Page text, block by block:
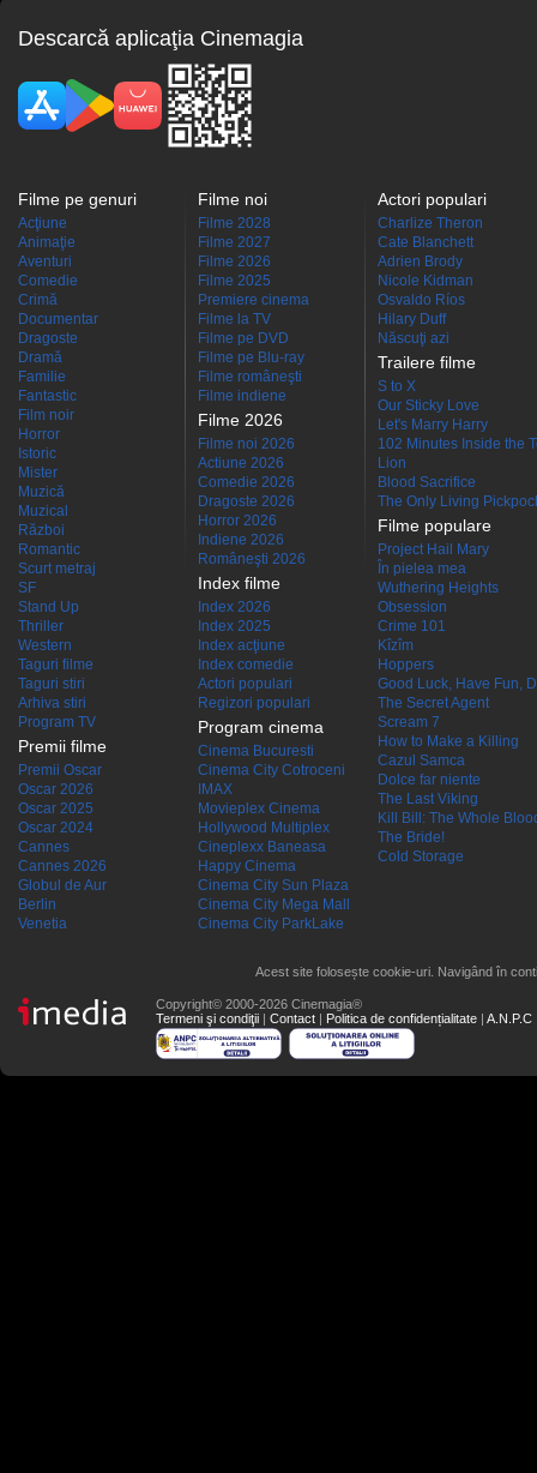
Descarcă aplicaţia Cinemagia
Filme pe genuri
Acţiune
Animaţie
Aventuri
Comedie
Crimă
Documentar
Dragoste
Dramă
Familie
Fantastic
Film noir
Horror
Istoric
Mister
Muzică
Muzical
Război
Romantic
Scurt metraj
SF
Stand Up
Thriller
Western
Taguri filme
Taguri stiri
Arhiva stiri
Program TV
Premii filme
Premii Oscar
Oscar 2026
Oscar 2025
Oscar 2024
Cannes
Cannes 2026
Globul de Aur
Berlin
Venetia
Filme noi
Filme 2028
Filme 2027
Filme 2026
Filme 2025
Premiere cinema
Filme la TV
Filme pe DVD
Filme pe Blu-ray
Filme româneşti
Filme indiene
Filme 2026
Filme noi 2026
Actiune 2026
Comedie 2026
Dragoste 2026
Horror 2026
Indiene 2026
Româneşti 2026
Index filme
Index 2026
Index 2025
Index acţiune
Index comedie
Actori populari
Regizori populari
Program cinema
Cinema Bucuresti
Cinema City Cotroceni
IMAX
Movieplex Cinema
Hollywood Multiplex
Cineplexx Baneasa
Happy Cinema
Cinema City Sun Plaza
Cinema City Mega Mall
Cinema City ParkLake
Actori populari
Charlize Theron
Cate Blanchett
Adrien Brody
Nicole Kidman
Osvaldo Ríos
Hilary Duff
Născuţi azi
Trailere filme
S to X
Our Sticky Love
Let's Marry Harry
102 Minutes Inside the
Lion
Blood Sacrifice
The Only Living
Filme populare
Project Hail Mary
În pielea mea
Wuthering Heights
Obsession
Crime 101
Kîzîm
Hoppers
Good Luck, Have Fun,
The Secret Agent
Scream 7
How to Make a Killing
Cazul Samca
Dolce far niente
The Last Viking
Kill Bill: The Whole
The Bride!
Cold Storage
Acest site folosește cookie-uri. Navigând în
Copyright© 2000-2026 Cinemagia®
Termeni şi condiţii | Contact | Politica de confidențialitate | A.N.P.C